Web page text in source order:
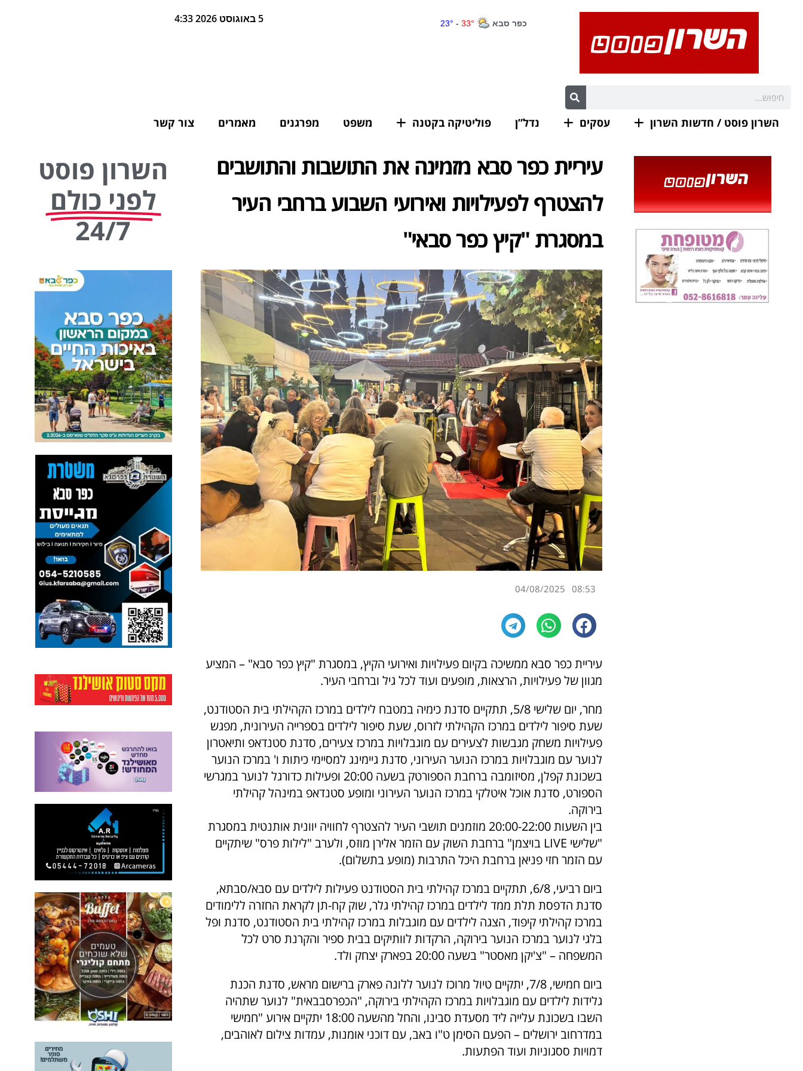
5 באוגוסט 2026 4:33
השרון פוסט / חדשות השרון עסקים נדל”ן פוליטיקה בקטנה משפט מפרגנים מאמרים צור קשר
עיריית כפר סבא מזמינה את התושבות והתושבים
להצטרף לפעילויות ואירועי השבוע ברחבי העיר
במסגרת "קיץ כפר סבאי"
08:53
04/08/2025
עיריית כפר סבא ממשיכה בקיום פעילויות ואירועי הקיץ, במסגרת "קיץ כפר סבא" – המציע
מגוון של פעילויות, הרצאות, מופעים ועוד לכל גיל וברחבי העיר.
מחר, יום שלישי 5/8, תתקיים סדנת כימיה במטבח לילדים במרכז הקהילתי בית הסטודנט,
שעת סיפור לילדים במרכז הקהילתי לזרוס, שעת סיפור לילדים בספרייה העירונית, מפגש
פעילויות משחק מגבשות לצעירים עם מוגבלויות במרכז צעירים, סדנת סטנדאפ ותיאטרון
לנוער עם מוגבלויות במרכז הנוער העירוני, סדנת גיימינג למסיימי כיתות ו' במרכז הנוער
בשכונת קפלן, מסיזומבה ברחבת הספורטק בשעה 20:00 ופעילות כדורגל לנוער במגרשי
הספורט, סדנת אוכל איטלקי במרכז הנוער העירוני ומופע סטנדאפ במינהל קהילתי
בירוקה.
בין השעות 20:00-22:00 מוזמנים תושבי העיר להצטרף לחוויה יוונית אותנטית במסגרת
"שלישי LIVE בויצמן" ברחבת השוק עם הזמר אלירן מוזס, ולערב "לילות פרס" שיתקיים
עם הזמר חזי פניאן ברחבת היכל התרבות (מופע בתשלום).
ביום רביעי, 6/8, תתקיים במרכז קהילתי בית הסטודנט פעילות לילדים עם סבא/סבתא,
סדנת הדפסת תלת ממד לילדים במרכז קהילתי גלר, שוק קח-תן לקראת החזרה ללימודים
במרכז קהילתי קיפוד, הצגה לילדים עם מוגבלות במרכז קהילתי בית הסטודנט, סדנת ופל
בלגי לנוער במרכז הנוער בירוקה, הרקדות לוותיקים בבית ספיר והקרנת סרט לכל
המשפחה – "צ'יקן מאסטר" בשעה 20:00 בפארק יצחק ולד.
ביום חמישי, 7/8, יתקיים טיול מרוכז לנוער ללונה פארק ברישום מראש, סדנת הכנת
גלידות לילדים עם מוגבלויות במרכז הקהילתי בירוקה, "הכפרסבבאית" לנוער שתהיה
השבו בשכונת עלייה ליד מסעדת סבינו, והחל מהשעה 18:00 יתקיים אירוע "חמישי
במדרחוב ירושלים – הפעם הסימן ט"ו באב, עם דוכני אומנות, עמדות צילום לאוהבים,
דמויות ססגוניות ועוד הפתעות.
השרון פוסט
לפני כולם
24/7